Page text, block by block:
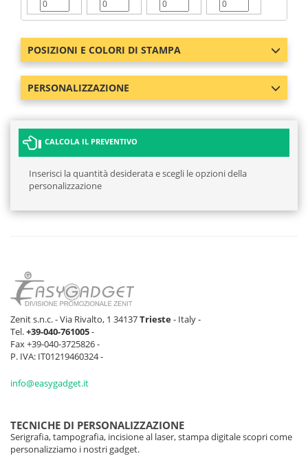
POSIZIONI E COLORI DI STAMPA
PERSONALIZZAZIONE
CALCOLA IL PREVENTIVO
Inserisci la quantità desiderata e scegli le opzioni della
personalizzazione
Zenit s.n.c. - Via Rivalto, 1 34137Trieste- Italy -
Tel.+39-040-761005-
Fax +39-040-3725826 -
P. IVA: IT01219460324 -
info@easygadget.it
TECNICHE DI PERSONALIZZAZIONE
Serigrafia, tampografia, incisione al laser, stampa digitale scopri come
personalizziamo i nostri gadget.